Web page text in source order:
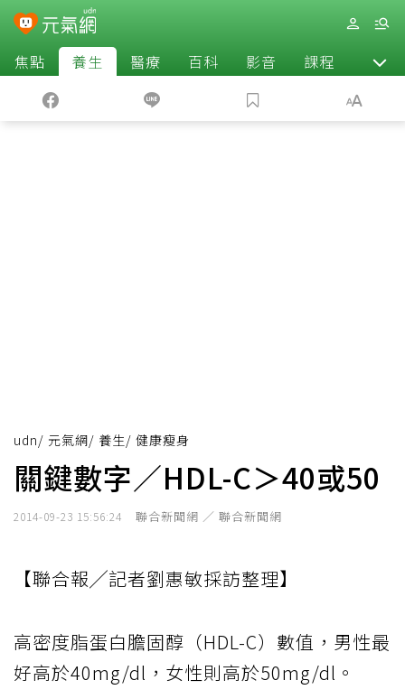
焦點 養生 醫療 百科 影音 課程 退休
udn/ 元氣網/ 養生/ 健康瘦身
關鍵數字／HDL-C＞40或50
2014-09-23 15:56:24 聯合新聞網 ／ 聯合新聞網
【聯合報╱記者劉惠敏採訪整理】
高密度脂蛋白膽固醇（HDL-C）數值，男性最
好高於40mg/dl，女性則高於50mg/dl。